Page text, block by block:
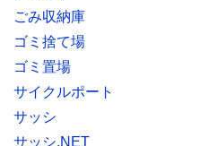
ごみ収納庫
ゴミ捨て場
ゴミ置場
サイクルポート
サッシ
サッシ.NET